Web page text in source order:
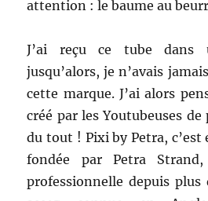
attention : le baume au
J’ai reçu ce tube
jusqu’alors, je n’avais
cette marque. J’ai alors
créé par les Youtubeuses
du tout ! Pixi by Petra,
fondée par Petra
professionnelle depuis plus